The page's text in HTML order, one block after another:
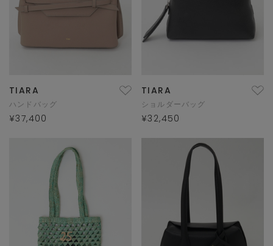
TIARA
ハンドバッグ
¥37,400
TIARA
ショルダーバッグ
¥32,450